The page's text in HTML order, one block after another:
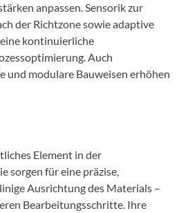
anpassen. Sensorik zur
der Richtzone sowie adaptive
kontinuierliche
Auch
und modulare Bauweisen erhöhen
Element in der
sorgen für eine präzise,
Ausrichtung des Materials –
Bearbeitungsschritte. Ihre